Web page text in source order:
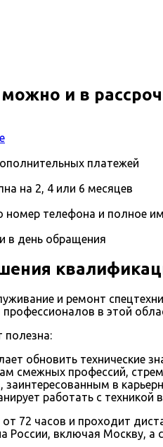
и в
платежей
на 2, 4 или 6 месяцев
номер телефона и полное
в день обращения
и ремонт
в этой
полезна:
обновить технические
смежных профессий,
заинтересованным в
работать с
от 72 часов и проходит
России, включая Москву,